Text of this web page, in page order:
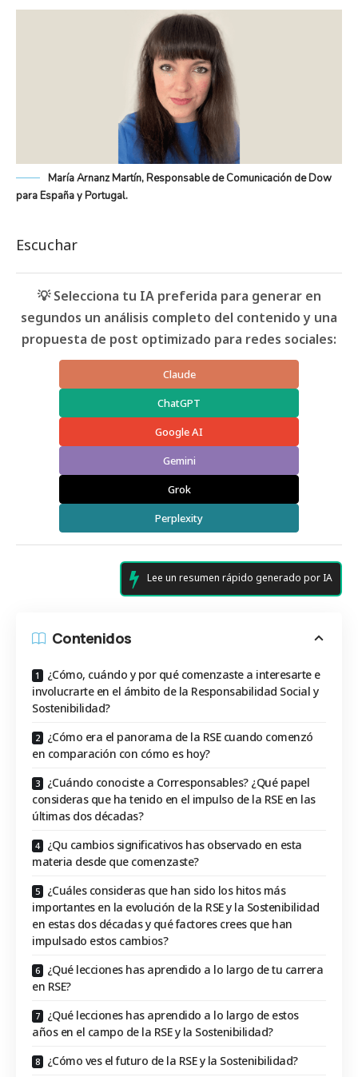
María Arnanz Martín, Responsable de Comunicación de Dow
para España y Portugal.
Escuchar
💡 Selecciona tu IA preferida para generar en
segundos un análisis completo del contenido y una
propuesta de post optimizado para redes sociales:
Claude
ChatGPT
Google AI
Gemini
Grok
Perplexity
Lee un resumen rápido generado por IA
Contenidos
¿Cómo, cuándo y por qué comenzaste a interesarte e
involucrarte en el ámbito de la Responsabilidad Social y
Sostenibilidad?
¿Cómo era el panorama de la RSE cuando comenzó
en comparación con cómo es hoy?
¿Cuándo conociste a Corresponsables? ¿Qué papel
consideras que ha tenido en el impulso de la RSE en las
últimas dos décadas?
¿Qu cambios significativos has observado en esta
materia desde que comenzaste?
¿Cuáles consideras que han sido los hitos más
importantes en la evolución de la RSE y la Sostenibilidad
en estas dos décadas y qué factores crees que han
impulsado estos cambios?
¿Qué lecciones has aprendido a lo largo de tu carrera
en RSE?
¿Qué lecciones has aprendido a lo largo de estos
años en el campo de la RSE y la Sostenibilidad?
¿Cómo ves el futuro de la RSE y la Sostenibilidad?